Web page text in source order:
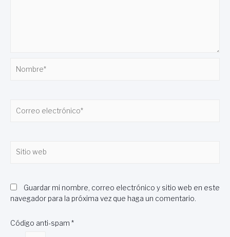
electrónico*
web
Guardar mi nombre, correo electrónico y sitio web en este
navegador para la próxima vez que haga un comentario.
Código anti-spam *